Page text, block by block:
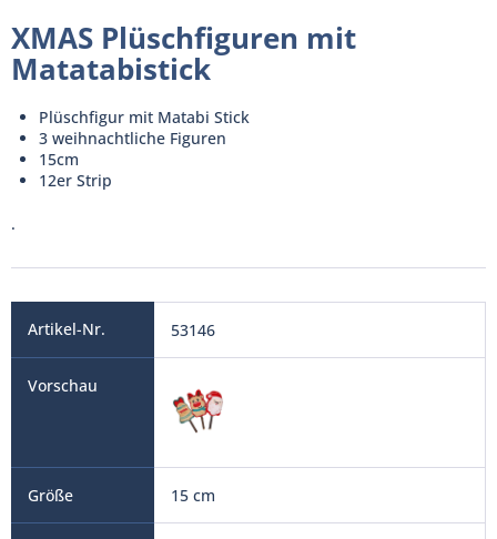
XMAS Plüschfiguren mit
Matatabistick
Plüschfigur mit Matabi Stick
3 weihnachtliche Figuren
15cm
12er Strip
.
53146
15 cm